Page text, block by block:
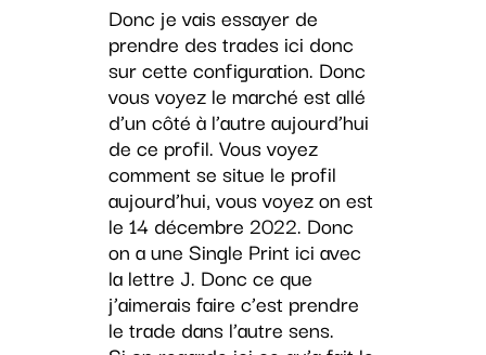
Donc je vais essayer de
prendre des trades ici donc
sur cette configuration. Donc
vous voyez le marché est allé
d’un côté à l’autre aujourd’hui
de ce profil. Vous voyez
comment se situe le profil
aujourd’hui, vous voyez on est
le 14 décembre 2022. Donc
on a une Single Print ici avec
la lettre J. Donc ce que
j’aimerais faire c’est prendre
le trade dans l’autre sens.